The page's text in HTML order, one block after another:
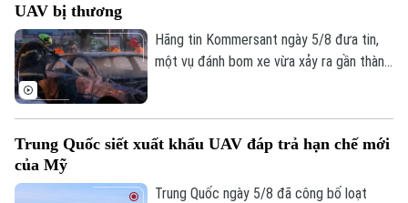
UAV bị thương
Hãng tin Kommersant ngày 5/8 đưa tin,
một vụ đánh bom xe vừa xảy ra gần thành
tài xế thiệt mạng. Đây là vụ tấn công thứ
Nga chỉ trong vòng một tuần qua.
Trung Quốc siết xuất khẩu UAV đáp trả hạn chế mới
của Mỹ
Trung Quốc ngày 5/8 đã công bố loạt